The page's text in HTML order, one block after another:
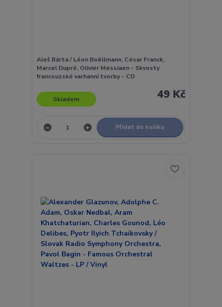
Aleš Bárta / Léon Boëllmann, César Franck,
Marcel Dupré, Olivier Messiaen - Skvosty
francouzské varhanní tvorby - CD
49 Kč
Skladem
Přidat do košíku